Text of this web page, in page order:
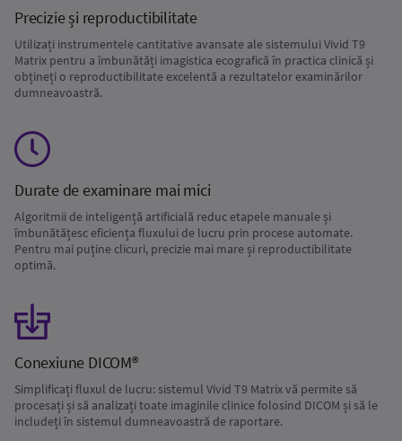
Precizie și reproductibilitate
Utilizați instrumentele cantitative avansate ale sistemului Vivid T9
Matrix pentru a îmbunătăți imagistica ecografică în practica clinică și
obțineți o reproductibilitate excelentă a rezultatelor examinărilor
dumneavoastră.
Durate de examinare mai mici
Algoritmii de inteligență artificială reduc etapele manuale și
îmbunătățesc eficiența fluxului de lucru prin procese automate.
Pentru mai puține clicuri, precizie mai mare și reproductibilitate
optimă.
Conexiune DICOM®
Simplificați fluxul de lucru: sistemul Vivid T9 Matrix vă permite să
procesați și să analizați toate imaginile clinice folosind DICOM și să le
includeți în sistemul dumneavoastră de raportare.